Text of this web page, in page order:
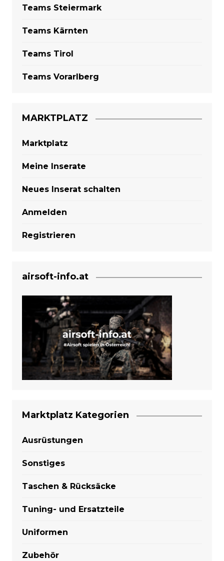
Teams Steiermark
Teams Kärnten
Teams Tirol
Teams Vorarlberg
MARKTPLATZ
Marktplatz
Meine Inserate
Neues Inserat schalten
Anmelden
Registrieren
airsoft-info.at
Marktplatz Kategorien
Ausrüstungen
Sonstiges
Taschen & Rücksäcke
Tuning- und Ersatzteile
Uniformen
Zubehör